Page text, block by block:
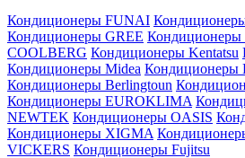
Кондиционеры FUNAI
Кондиционеры GREE Кондиционеры
СOOLBERG Кондиционеры Kentatsu
Кондиционеры Midea Кондиционеры
Кондиционеры Berlingtoun
Кондиционеры EUROKLIMA
NEWTEK Кондиционеры OASIS
Кондиционеры XIGMA
VICKERS Кондиционеры Fujitsu